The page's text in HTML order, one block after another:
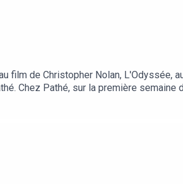
film de Christopher Nolan, L'Odyssée,
Chez Pathé, sur la première semaine
Audren.CRÉDITS - Séance Tenante est